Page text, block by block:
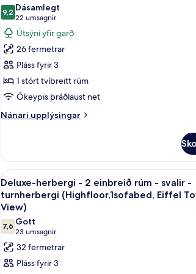
með
svefnsófa
fyrir
Classic-
herbergi
-
1
stórt
tvíbreitt
rúm
-
útsýni
yfir
garð
9,29,2 af 10
Dásamlegt
22 umsagnir
(22
umsagnir)
Útsýni yfir garð
26 fermetrar
Pláss fyrir 3
1 stórt tvíbreitt rúm
Ókeypis þráðlaust net
Nánari upplýsingar
Nánari
herbergi
1
stórt
tvíbreitt
rúm
-
svalir
útsýni
yfir
Skoða
allar
myndir
fyrir
Deluxe-
herbergi
-
Rúmföt af bestu
5
Deluxe-herbergi - 2 einbreið rúm - svalir -
turnherbergi (Highfloor,1sofabed, Eiffel
View)
7,67,6 af 10
Gott
23 umsagnir
(23
umsagnir)
32 fermetrar
Pláss fyrir 3